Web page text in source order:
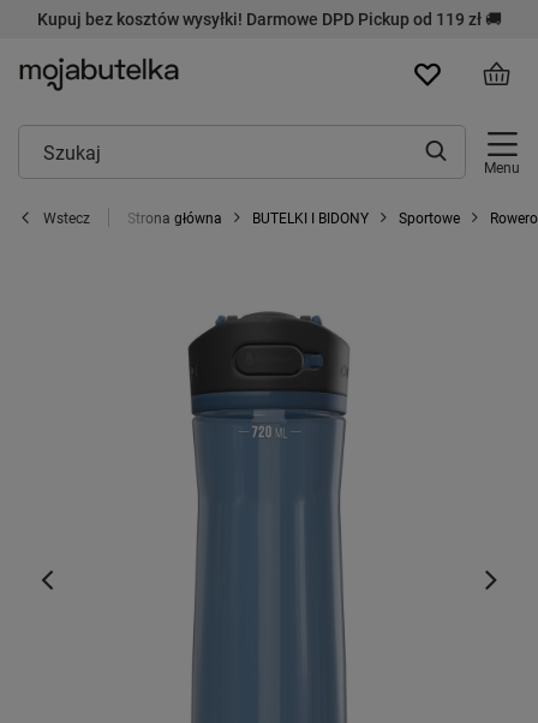
Kupuj bez kosztów wysyłki! Darmowe DPD Pickup od 119 zł 🚚
Menu
Wstecz Strona główna BUTELKI I BIDONY Sportowe